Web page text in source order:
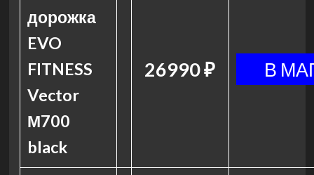
дорожка
EVO
FITNESS
Vector
М700
black
26990 ₽